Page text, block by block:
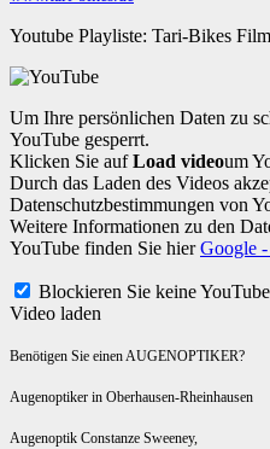
Youtube Playliste: Tari-Bikes
Um Ihre persönlichen Daten zu
YouTube gesperrt.
Klicken Sie aufLoad videoum
Durch das Laden des Videos
Datenschutzbestimmungen von
Weitere Informationen zu den
YouTube finden Sie hierGoogle
Blockieren Sie keine
Video laden
Benötigen Sie einen AUGENOPTIKER?
Augenoptiker in Oberhausen-Rheinhausen
Augenoptik Constanze Sweeney,